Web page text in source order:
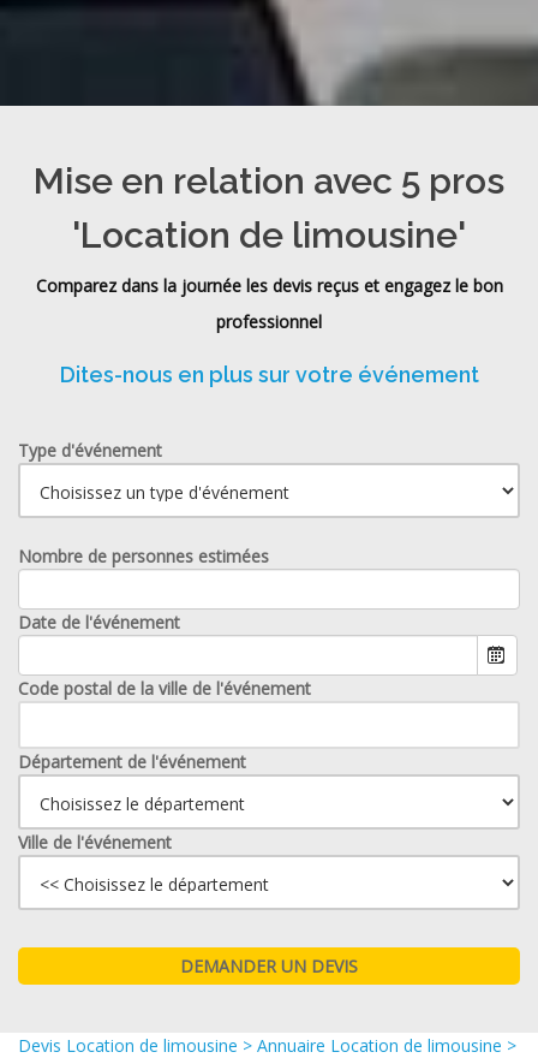
Mise en relation avec 5 pros
'Location de limousine'
Comparez dans la journée les devis reçus et engagez le bon
professionnel
Dites-nous en plus sur votre événement
Type d'événement
Nombre de personnes estimées
Date de l'événement
Code postal de la ville de l'événement
Département de l'événement
Ville de l'événement
Devis Location de limousine > Annuaire Location de limousine >